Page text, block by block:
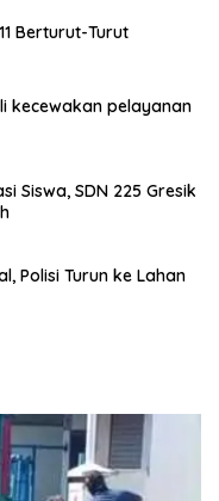
Berturut-Turut
kecewakan pelayanan
Siswa, SDN 225 Gresik
Polisi Turun ke Lahan